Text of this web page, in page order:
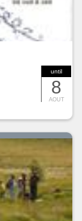
until
8
AOUT